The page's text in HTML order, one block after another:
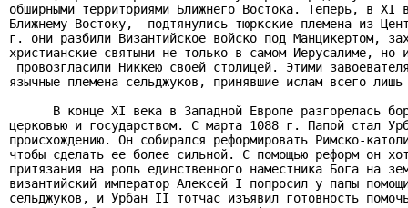
обширными территориями Ближнего Востока. Теперь, в XI
Ближнему Востоку,  подтянулись тюркские племена из
г. они разбили Византийское войско под Манцикертом,
христианские святыни не только в самом Иерусалиме, но
провозгласили Никкею своей столицей. Этими
язычные племена сельджуков, принявшие ислам всего
В конце XI века в Западной Европе разгорелась
церковью и государством. С марта 1088 г. Папой стал
происхождению. Он собирался реформировать Римско-
чтобы сделать ее более сильной. С помощью реформ он
притязания на роль единственного наместника Бога на
византийский император Алексей I попросил у папы
сельджуков, и Урбан II тотчас изъявил готовность